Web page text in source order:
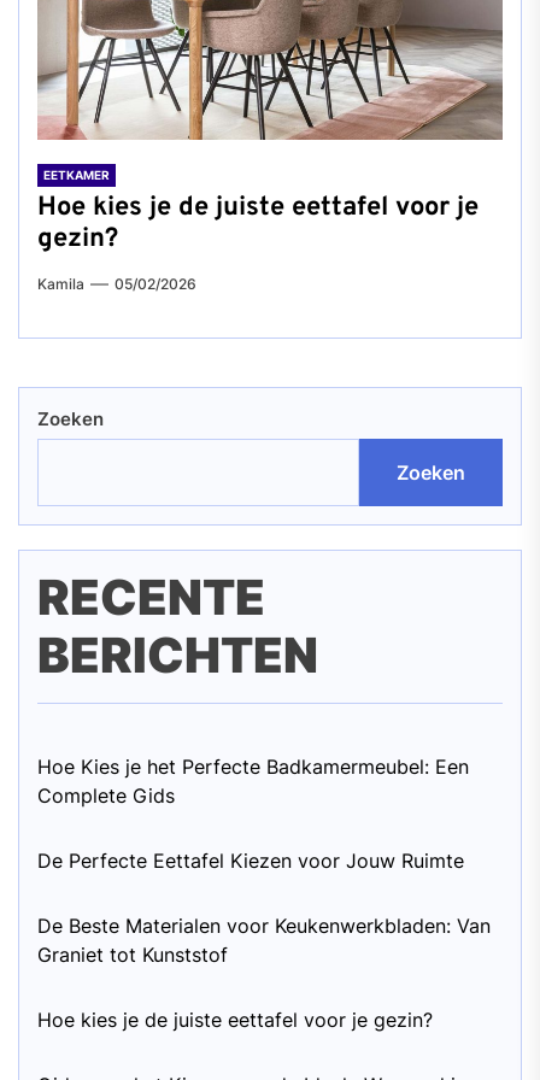
EETKAMER
Hoe kies je de juiste eettafel voor je
gezin?
Kamila 05/02/2026
Zoeken
Zoeken
RECENTE
BERICHTEN
Hoe Kies je het Perfecte Badkamermeubel: Een
Complete Gids
De Perfecte Eettafel Kiezen voor Jouw Ruimte
De Beste Materialen voor Keukenwerkbladen: Van
Graniet tot Kunststof
Hoe kies je de juiste eettafel voor je gezin?